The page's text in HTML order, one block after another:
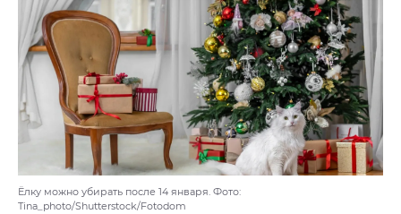
Ёлку можно убирать после 14 января. Фото:
Tina_photo/Shutterstock/Fotodom